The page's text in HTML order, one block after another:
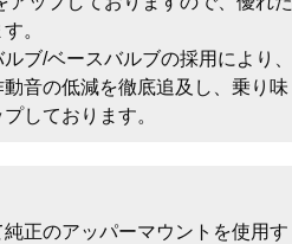
。
ブ/ベースバルブの採用により、
音の低減を徹底追及し、乗り味
しております。
正のアッパーマウントを使用す